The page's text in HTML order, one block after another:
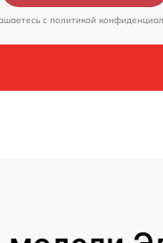
c политикой